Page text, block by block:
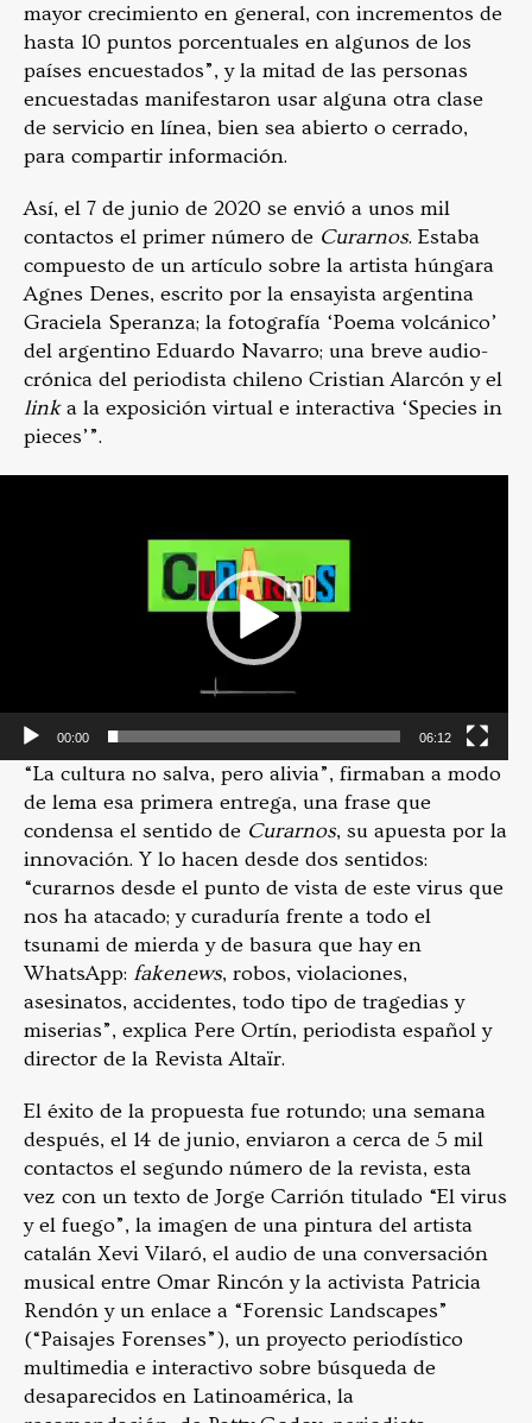
mayor crecimiento en general, con incrementos de
hasta 10 puntos porcentuales en algunos de los
países encuestados”, y la mitad de las personas
encuestadas manifestaron usar alguna otra clase
de servicio en línea, bien sea abierto o cerrado,
para compartir información.
Así, el 7 de junio de 2020 se envió a unos mil
contactos el primer número de Curarnos. Estaba
compuesto de un artículo sobre la artista húngara
Agnes Denes, escrito por la ensayista argentina
Graciela Speranza; la fotografía ‘Poema volcánico’
del argentino Eduardo Navarro; una breve audio-
crónica del periodista chileno Cristian Alarcón y el
linka la exposición virtual e interactiva ‘Species in
pieces’”.
00:00 06:12
“La cultura no salva, pero alivia”, firmaban a modo
de lema esa primera entrega, una frase que
condensa el sentido de Curarnos, su apuesta por la
innovación. Y lo hacen desde dos sentidos:
“curarnos desde el punto de vista de este virus que
nos ha atacado; y curaduría frente a todo el
tsunami de mierda y de basura que hay en
WhatsApp: fakenews, robos, violaciones,
asesinatos, accidentes, todo tipo de tragedias y
miserias”, explica Pere Ortín, periodista español y
director de la Revista Altaïr.
El éxito de la propuesta fue rotundo; una semana
después, el 14 de junio, enviaron a cerca de 5 mil
contactos el segundo número de la revista, esta
vez con un texto de Jorge Carrión titulado “El virus
y el fuego”, la imagen de una pintura del artista
catalán Xevi Vilaró, el audio de una conversación
musical entre Omar Rincón y la activista Patricia
Rendón y un enlace a “Forensic Landscapes”
(“Paisajes Forenses”), un proyecto periodístico
multimedia e interactivo sobre búsqueda de
desaparecidos en Latinoamérica, la